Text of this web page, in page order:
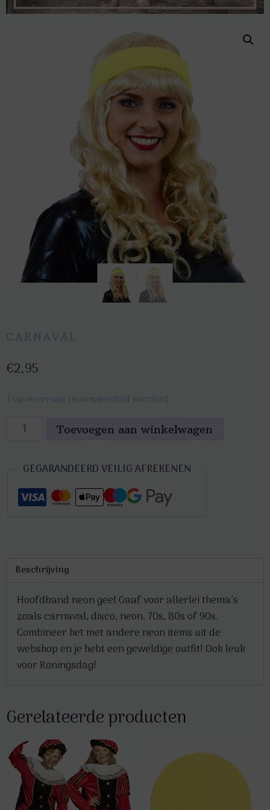
CARNAVAL
€2,95
7 op voorraad (kan nabesteld worden)
Hoofdband
aantal
Toevoegen aan winkelwagen
GEGARANDEERD VEILIG AFREKENEN
Beschrijving
Hoofdband neon geel Gaaf voor allerlei thema’s
zoals carnaval, disco, neon, 70s, 80s of 90s.
Combineer het met andere neon items uit de
webshop en je hebt een geweldige outfit! Ook leuk
voor Koningsdag!
Gerelateerde producten